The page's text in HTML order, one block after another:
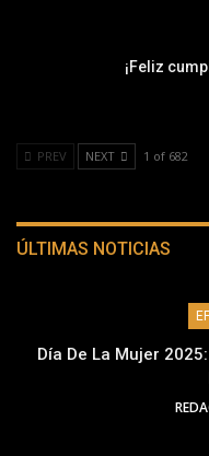
¡Feliz
PREV NEXT 1 of 682
ÚLTIMAS NOTICIAS
Día De La Mujer